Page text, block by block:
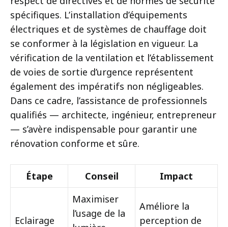
spécifiques. L’installation d’équipements
électriques et de systèmes de chauffage doit
se conformer à la législation en vigueur. La
vérification de la ventilation et l’établissement
de voies de sortie d’urgence représentent
également des impératifs non négligeables.
Dans ce cadre, l’assistance de professionnels
qualifiés — architecte, ingénieur, entrepreneur
— s’avère indispensable pour garantir une
rénovation conforme et sûre.
Étape Conseil Impact
Eclairage
Maximiser
l’usage de la
Améliore la
perception de